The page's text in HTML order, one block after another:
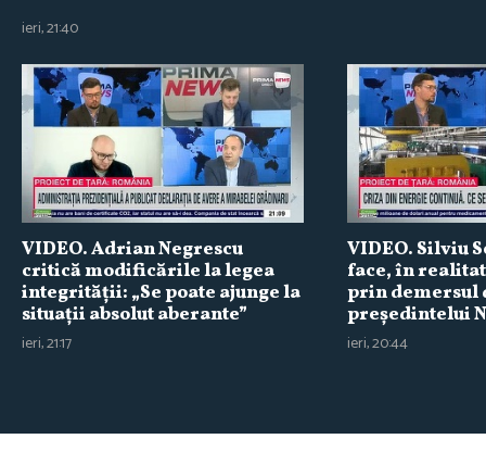
ieri, 21:40
VIDEO. Adrian Negrescu
critică modificările la legea
integrităţii: „Se poate ajunge la
situaţii absolut aberante”
ieri, 21:17
VIDEO. Silviu
face, în
prin demersul
preşedintelui
ieri, 20:44